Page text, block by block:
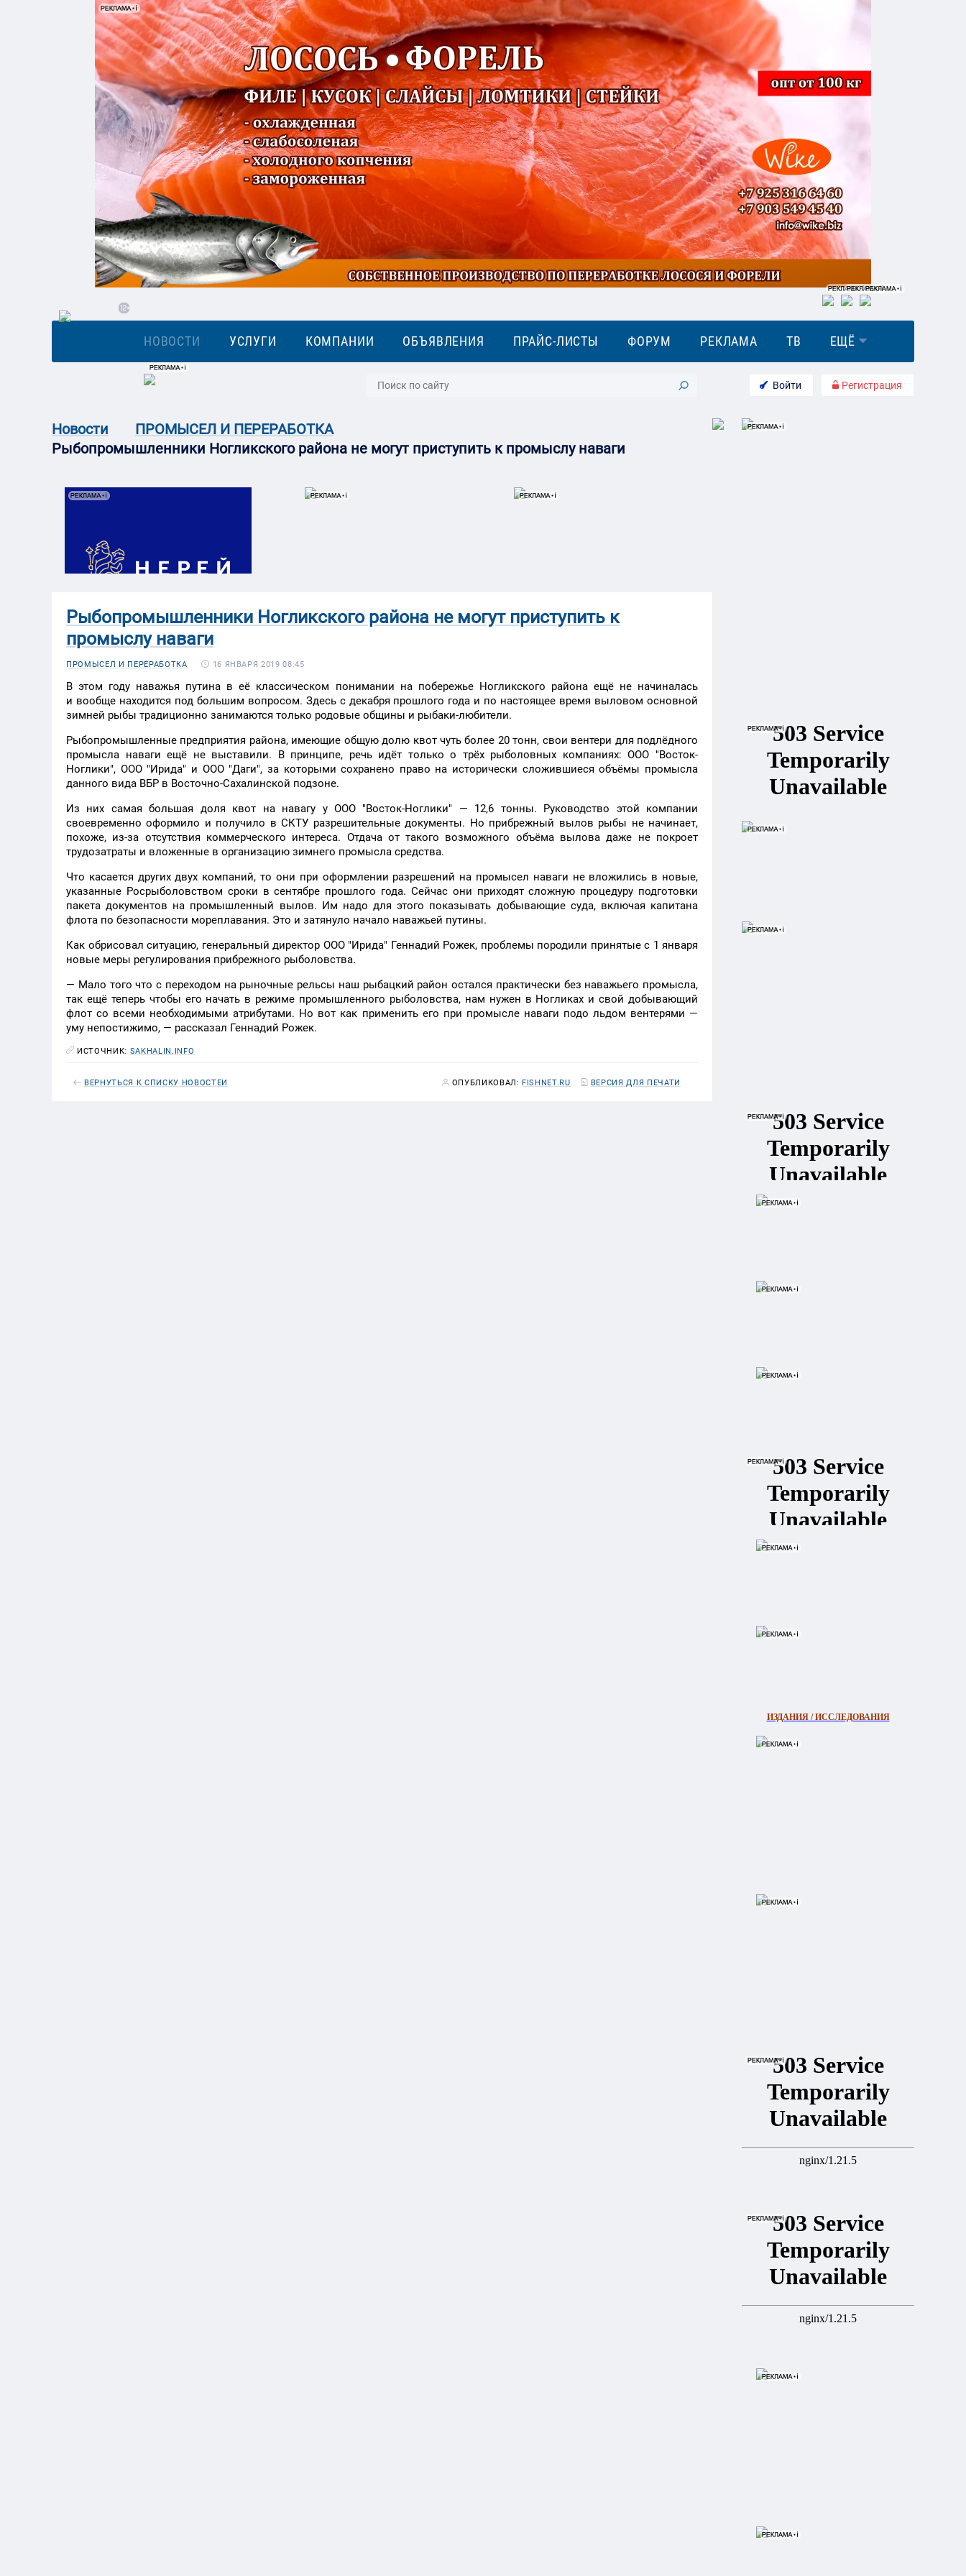
НОВОСТИ УСЛУГИ КОМПАНИИ ОБЪЯВЛЕНИЯ ПРАЙС-ЛИСТЫ ФОРУМ РЕКЛАМА ТВ ЕЩЁ
Войти Регистрация
Новости
ПРОМЫСЕЛ И ПЕРЕРАБОТКА
Рыбопромышленники Ногликского района не могут приступить к промыслу наваги
Рыбопромышленники Ногликского района не могут приступить к
промыслу наваги
ПРОМЫСЕЛ И ПЕРЕРАБОТКА 16 ЯНВАРЯ 2019 08:45
В этом году наважья путина в её классическом понимании на побережье Ногликского района ещё не начиналась
и вообще находится под большим вопросом. Здесь с декабря прошлого года и по настоящее время выловом основной
зимней рыбы традиционно занимаются только родовые общины и рыбаки-любители.
Рыбопромышленные предприятия района, имеющие общую долю квот чуть более 20 тонн, свои вентери для подлёдного
промысла наваги ещё не выставили. В принципе, речь идёт только о трёх рыболовных компаниях: ООО "Восток-
Ноглики", ООО "Ирида" и ООО "Даги", за которыми сохранено право на исторически сложившиеся объёмы промысла
данного вида ВБР в Восточно-Сахалинской подзоне.
Из них самая большая доля квот на навагу у ООО "Восток-Ноглики" — 12,6 тонны. Руководство этой компании
своевременно оформило и получило в СКТУ разрешительные документы. Но прибрежный вылов рыбы не начинает,
похоже, из-за отсутствия коммерческого интереса. Отдача от такого возможного объёма вылова даже не покроет
трудозатраты и вложенные в организацию зимнего промысла средства.
Что касается других двух компаний, то они при оформлении разрешений на промысел наваги не вложились в новые,
указанные Росрыболовством сроки в сентябре прошлого года. Сейчас они приходят сложную процедуру подготовки
пакета документов на промышленный вылов. Им надо для этого показывать добывающие суда, включая капитана
флота по безопасности мореплавания. Это и затянуло начало наважьей путины.
Как обрисовал ситуацию, генеральный директор ООО "Ирида" Геннадий Рожек, проблемы породили принятые с 1 января
новые меры регулирования прибрежного рыболовства.
— Мало того что с переходом на рыночные рельсы наш рыбацкий район остался практически без наважьего промысла,
так ещё теперь чтобы его начать в режиме промышленного рыболовства, нам нужен в Ногликах и свой добывающий
флот со всеми необходимыми атрибутами. Но вот как применить его при промысле наваги подо льдом вентерями —
уму непостижимо, — рассказал Геннадий Рожек.
ИСТОЧНИК: SAKHALIN.INFO
ВЕРНУТЬСЯ К СПИСКУ НОВОСТЕЙ ОПУБЛИКОВАЛ: FISHNET.RU ВЕРСИЯ ДЛЯ ПЕЧАТИ
ИЗДАНИЯ / ИССЛЕДОВАНИЯ